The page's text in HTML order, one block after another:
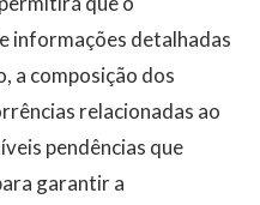
informações detalhadas
a composição dos
relacionadas ao
pendências que
garantir a